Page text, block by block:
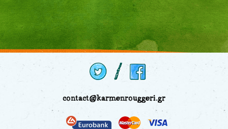
contact@karmenrouggeri.gr